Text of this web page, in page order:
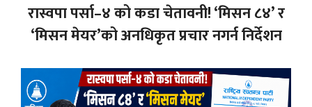
रास्वपा पर्सा–४ को कडा चेतावनी! ‘मिसन ८४’ र
‘मिसन मेयर’को अनधिकृत प्रचार नगर्न निर्देशन